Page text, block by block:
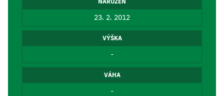
23. 2. 2012
VÝŠKA
-
VÁHA
-